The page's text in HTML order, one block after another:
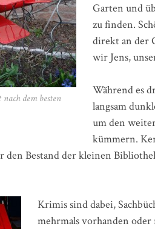
dem besten
Garten und
zu finden.
direkt an der
wir Jens,
Während es
langsam
um den
kümmern.
den Bestand der kleinen
Krimis sind dabei,
mehrmals vorhanden